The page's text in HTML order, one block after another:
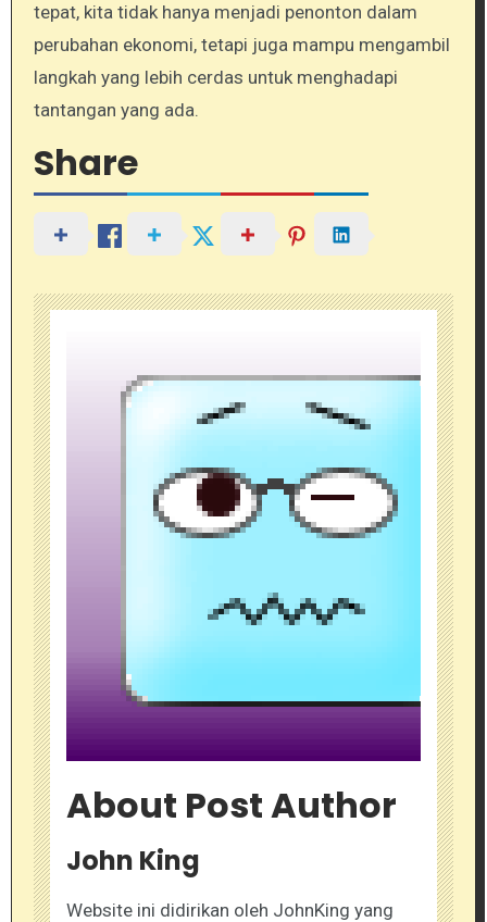
tepat, kita tidak hanya menjadi penonton dalam
perubahan ekonomi, tetapi juga mampu mengambil
langkah yang lebih cerdas untuk menghadapi
tantangan yang ada.
Share
About Post Author
John King
Website ini didirikan oleh JohnKing yang